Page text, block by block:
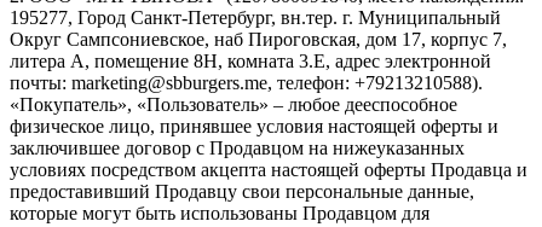
195277, Город Санкт-Петербург, вн.тер. г. Муниципальный
Округ Сампсониевское, наб Пироговская, дом 17, корпус 7,
литера А, помещение 8Н, комната 3.Е, адрес электронной
почты: marketing@sbburgers.me, телефон: +79213210588).
«Покупатель», «Пользователь» – любое дееспособное
физическое лицо, принявшее условия настоящей оферты и
заключившее договор с Продавцом на нижеуказанных
условиях посредством акцепта настоящей оферты Продавца и
предоставивший Продавцу свои персональные данные,
которые могут быть использованы Продавцом для